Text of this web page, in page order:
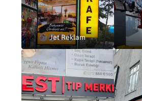
Jet Reklam